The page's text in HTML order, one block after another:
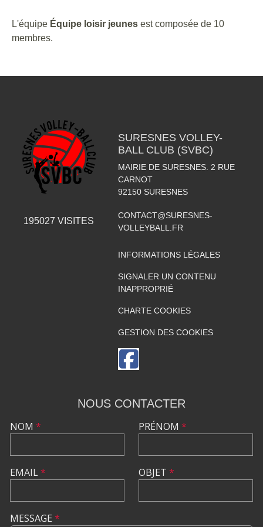
L'équipe Équipe loisir jeunes est composée de 10
membres.
195027 VISITES
SURESNES VOLLEY-
BALL CLUB (SVBC)
MAIRIE DE SURESNES. 2 RUE
CARNOT
92150 SURESNES
CONTACT@SURESNES-
VOLLEYBALL.FR
INFORMATIONS LÉGALES
SIGNALER UN CONTENU
INAPPROPRIÉ
CHARTE COOKIES
GESTION DES COOKIES
NOUS CONTACTER
NOM *
EMAIL*
PRÉNOM *
OBJET *
MESSAGE *